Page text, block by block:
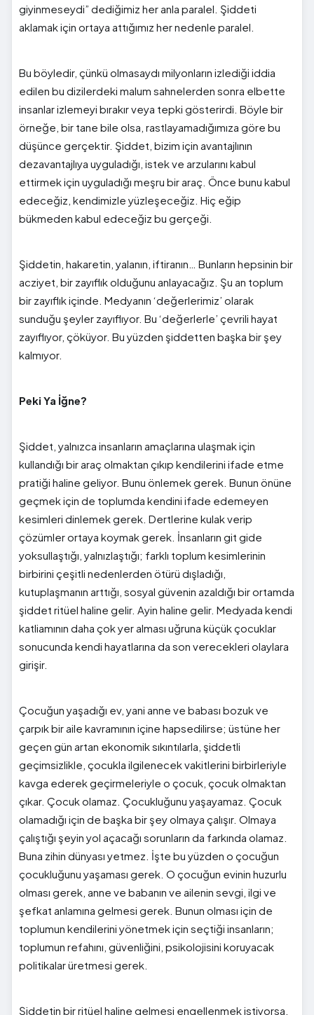
giyinmeseydi” dediğimiz her anla paralel. Şiddeti
aklamak için ortaya attığımız her nedenle paralel.
Bu böyledir, çünkü olmasaydı milyonların izlediği iddia
edilen bu dizilerdeki malum sahnelerden sonra elbette
insanlar izlemeyi bırakır veya tepki gösterirdi. Böyle bir
örneğe, bir tane bile olsa, rastlayamadığımıza göre bu
düşünce gerçektir. Şiddet, bizim için avantajlının
dezavantajlıya uyguladığı, istek ve arzularını kabul
ettirmek için uyguladığı meşru bir araç. Önce bunu kabul
edeceğiz, kendimizle yüzleşeceğiz. Hiç eğip
bükmeden kabul edeceğiz bu gerçeği.
Şiddetin, hakaretin, yalanın, iftiranın… Bunların hepsinin bir
acziyet, bir zayıflık olduğunu anlayacağız. Şu an toplum
bir zayıflık içinde. Medyanın ‘değerlerimiz’ olarak
sunduğu şeyler zayıflıyor. Bu ‘değerlerle’ çevrili hayat
zayıflıyor, çöküyor. Bu yüzden şiddetten başka bir şey
kalmıyor.
Peki Ya İğne?
Şiddet, yalnızca insanların amaçlarına ulaşmak için
kullandığı bir araç olmaktan çıkıp kendilerini ifade etme
pratiği haline geliyor. Bunu önlemek gerek. Bunun önüne
geçmek için de toplumda kendini ifade edemeyen
kesimleri dinlemek gerek. Dertlerine kulak verip
çözümler ortaya koymak gerek. İnsanların git gide
yoksullaştığı, yalnızlaştığı; farklı toplum kesimlerinin
birbirini çeşitli nedenlerden ötürü dışladığı,
kutuplaşmanın arttığı, sosyal güvenin azaldığı bir ortamda
şiddet ritüel haline gelir. Ayin haline gelir. Medyada kendi
katliamının daha çok yer alması uğruna küçük çocuklar
sonucunda kendi hayatlarına da son verecekleri olaylara
girişir.
Çocuğun yaşadığı ev, yani anne ve babası bozuk ve
çarpık bir aile kavramının içine hapsedilirse; üstüne her
geçen gün artan ekonomik sıkıntılarla, şiddetli
geçimsizlikle, çocukla ilgilenecek vakitlerini birbirleriyle
kavga ederek geçirmeleriyle o çocuk, çocuk olmaktan
çıkar. Çocuk olamaz. Çocukluğunu yaşayamaz. Çocuk
olamadığı için de başka bir şey olmaya çalışır. Olmaya
çalıştığı şeyin yol açacağı sorunların da farkında olamaz.
Buna zihin dünyası yetmez. İşte bu yüzden o çocuğun
çocukluğunu yaşaması gerek. O çocuğun evinin huzurlu
olması gerek, anne ve babanın ve ailenin sevgi, ilgi ve
şefkat anlamına gelmesi gerek. Bunun olması için de
toplumun kendilerini yönetmek için seçtiği insanların;
toplumun refahını, güvenliğini, psikolojisini koruyacak
politikalar üretmesi gerek.
Şiddetin bir ritüel haline gelmesi engellenmek istiyorsa,